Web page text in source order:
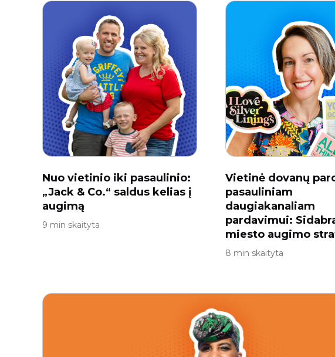
Nuo vietinio iki pasaulinio:
„Jack & Co.“ saldus kelias į
augimą
9 min skaityta
Vietinė dovanų
pasauliniam
daugiakanaliam
pardavimui:
miesto augimo
8 min skaityta